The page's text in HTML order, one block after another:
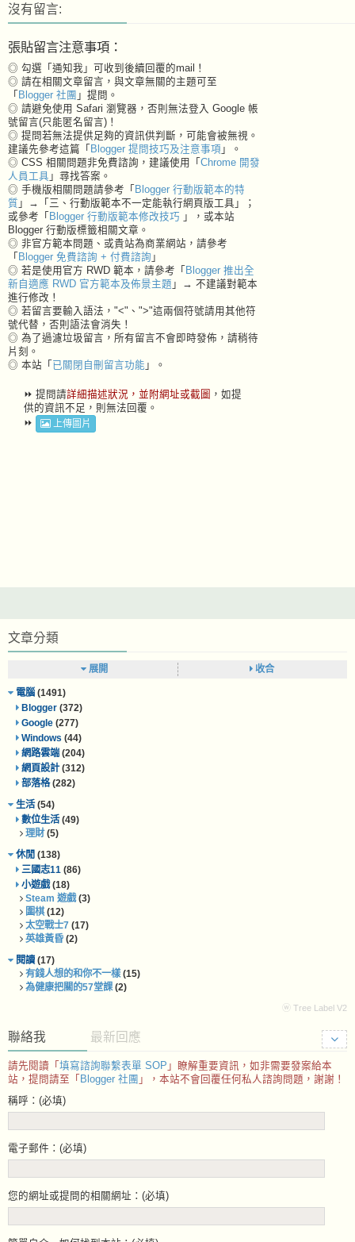
沒有留言:
張貼留言注意事項：
◎ 勾選「通知我」可收到後續回覆的mail！
◎ 請在相關文章留言，與文章無關的主題可至
「 Blogger 社團 」提問。
◎ 請避免使用 Safari 瀏覽器，否則無法登入 Google 帳
號留言(只能匿名留言)！
◎ 提問若無法提供足夠的資訊供判斷，可能會被無視。
建議先參考這篇「 Blogger 提問技巧及注意事項 」。
◎ CSS 相關問題非免費諮詢，建議使用「 Chrome 開發
人員工具 」尋找答案。
◎ 手機版相關問題請參考「 Blogger 行動版範本的特
質 」→「三、行動版範本不一定能執行網頁版工具」；
或參考「 Blogger 行動版範本修改技巧 」，或本站
Blogger 行動版標籤相關文章。
◎ 非官方範本問題、或貴站為商業網站，請參考
「 Blogger 免費諮詢 + 付費諮詢 」
◎ 若是使用官方 RWD 範本，請參考「 Blogger 推出全
新自適應 RWD 官方範本及佈景主題 」→ 不建議對範本
進行修改！
◎ 若留言要輸入語法，"<"、">"這兩個符號請用其他符
號代替，否則語法會消失！
◎ 為了過濾垃圾留言，所有留言不會即時發佈，請稍待
片刻。
◎ 本站「 已關閉自刪留言功能 」。
⏩ 提問請詳細描述狀況，並附網址或截圖 ，如提
供的資訊不足，則無法回覆。
⏩
上傳圖片
文章分類
展開 收合
電腦 (1491)
Blogger (372)
Google (277)
Windows (44)
網路雲端(204)
網頁設計(312)
部落格(282)
生活(54)
數位生活(49)
理財(5)
休閒 (138)
三國志11 (86)
小遊戲(18)
Steam 遊戲(3)
圍棋(12)
太空戰士7 (17)
英雄黃昏 (2)
閱讀 (17)
有錢人想的和你不一樣(15)
為健康把關的57堂課(2)
ⓦ Tree Label V2
聯絡我 最新回應
請先閱讀「 填寫諮詢聯繫表單 SOP 」瞭解重要資訊，如非需要發案給本
站，提問請至「 Blogger 社團 」，本站不會回覆任何私人諮詢問題，謝謝！
稱呼：(必填)
電子郵件：(必填)
您的網址或提問的相關網址：(必填)